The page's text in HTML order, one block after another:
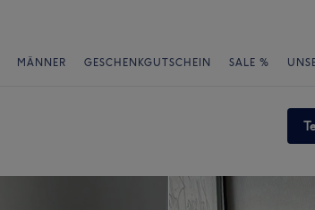
MÄNNER GESCHENKGUTSCHEIN SALE %